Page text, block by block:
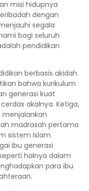
misi hidupnya
dengan
segala
bagi seluruh
pendidikan
berbasis akidah
bahwa kurikulum
generasi kuat
akalnya. Ketiga,
menjalankan
madrasah pertama
sistem Islam
ibu generasi
halnya dalam
para ibu